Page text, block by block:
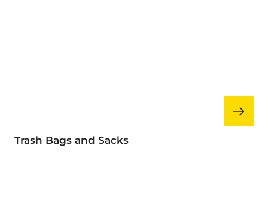
Trash Bags and Sacks